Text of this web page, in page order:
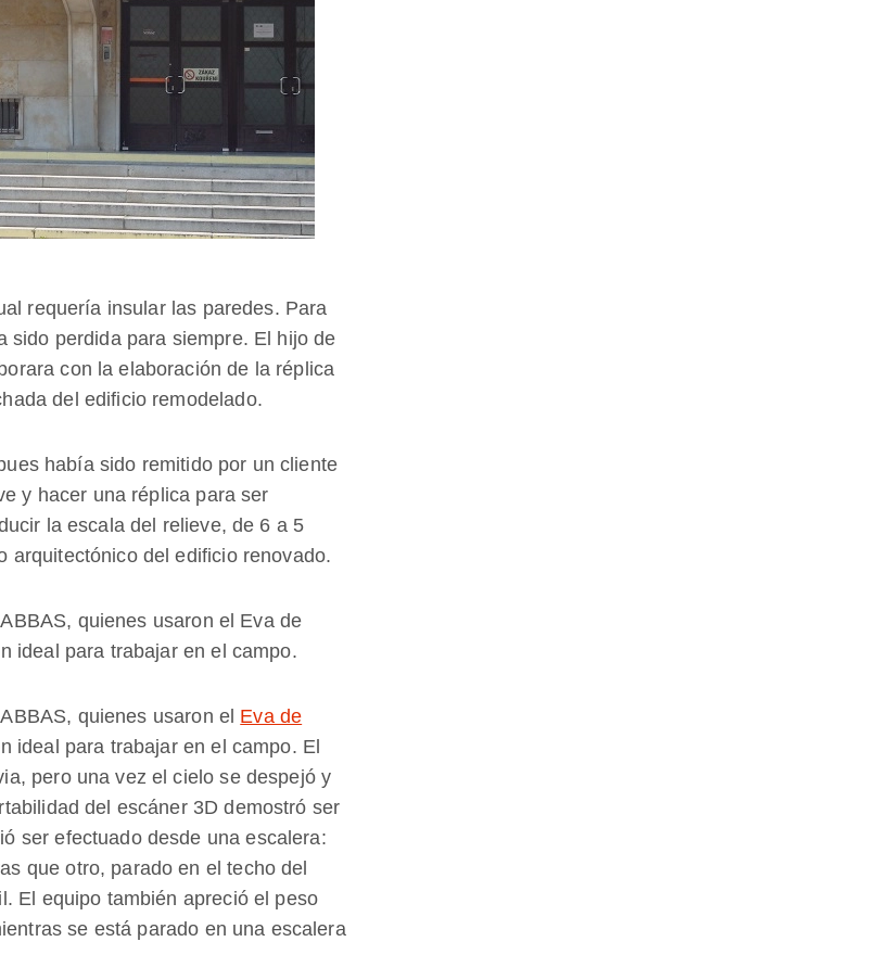
requería insular las paredes. Para
sido perdida para siempre. El hijo de
con la elaboración de la réplica
del edificio remodelado.
había sido remitido por un cliente
y hacer una réplica para ser
la escala del relieve, de 6 a 5
arquitectónico del edificio renovado.
quienes usaron el Eva de
ideal para trabajar en el campo.
quienes usaron el Eva de
ideal para trabajar en el campo. El
pero una vez el cielo se despejó y
del escáner 3D demostró ser
ser efectuado desde una escalera:
que otro, parado en el techo del
El equipo también apreció el peso
se está parado en una escalera